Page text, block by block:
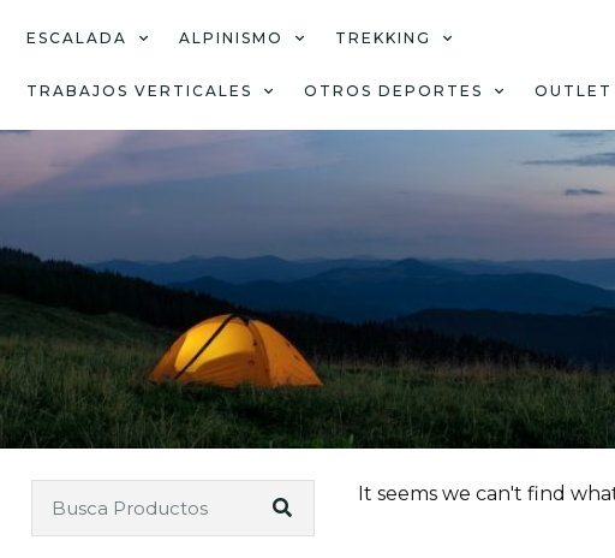
ESCALADA ALPINISMO TREKKING
TRABAJOS VERTICALES OTROS DEPORTES OUTLET
It seems we can't find